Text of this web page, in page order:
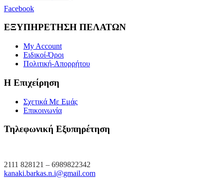
Facebook
ΕΞΥΠΗΡΕΤΗΣΗ ΠΕΛΑΤΩΝ
My Account
Ειδικοί-Όροι
Πολιτική-Απορρήτου
Η Επιχείρηση
Σχετικά Με Εμάς
Επικοινωνία
Τηλεφωνική Εξυπηρέτηση
2111 828121 – 6989822342
kanaki.barkas.n.i@gmail.com